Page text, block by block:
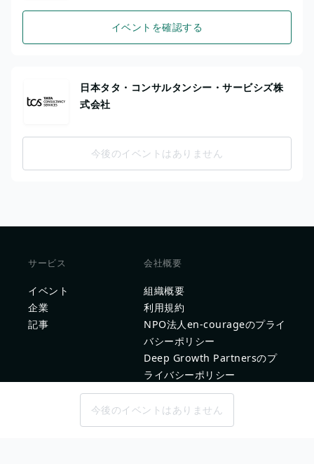
イベントを確認する
日本タタ・コンサルタンシー・サービシズ株
式会社
今後のイベントはありません
サービス
イベント
企業
記事
会社概要
組織概要
利用規約
NPO法人en-courageのプライ
バシーポリシー
Deep Growth Partnersのプ
ライバシーポリシー
企業問い合わせ
今後のイベントはありません